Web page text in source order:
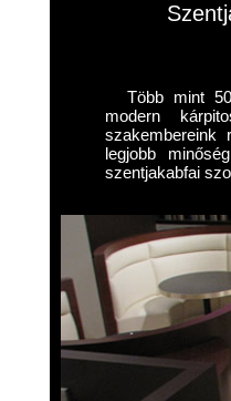
Több mint
modern
legjobb
szentjakabfai